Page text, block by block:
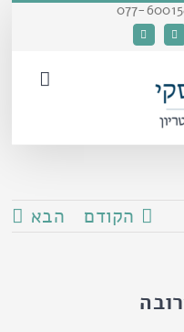
כתובת
דואר
YouTube
הקודם הבא